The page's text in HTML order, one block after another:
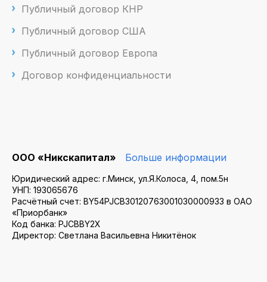
Публичный договор КНР
Публичный договор США
Публичный договор Европа
Договор конфиденциальности
ООО «Никскапитал» Больше информации
Юридический адрес: г.Минск, ул.Я.Колоса, 4, пом.5н
УНП: 193065676
Расчётный счет: BY54PJCB30120763001030000933 в ОАО
«Приорбанк»
Код банка: PJCBBY2X
Директор: Светлана Васильевна Никитёнок